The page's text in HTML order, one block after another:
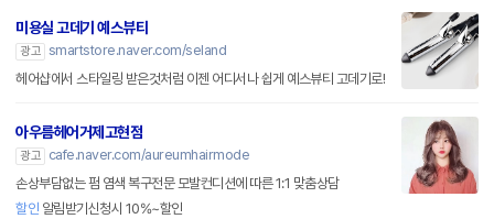
미용실 고데기 예스뷰티
광고 smartstore.naver.com/seland
헤어샵에서 스타일링 받은것처럼 이젠 어디서나 쉽게 예스뷰티 고데기로!
아우름헤어거제고현점
광고
cafe.naver.com/aureumhairmode
손상부담없는 펌 염색 복구전문 모발컨디션에 따른 1:1 맞춤상담
할인 알림받기신청시 10%~할인